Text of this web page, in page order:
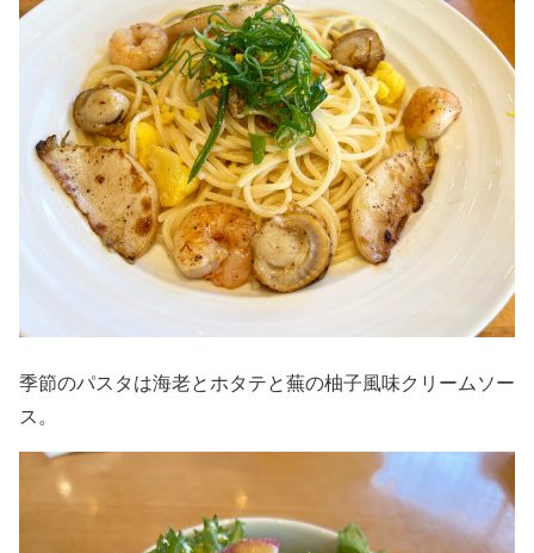
季節のパスタは海老とホタテと蕪の柚子風味クリームソー
ス。